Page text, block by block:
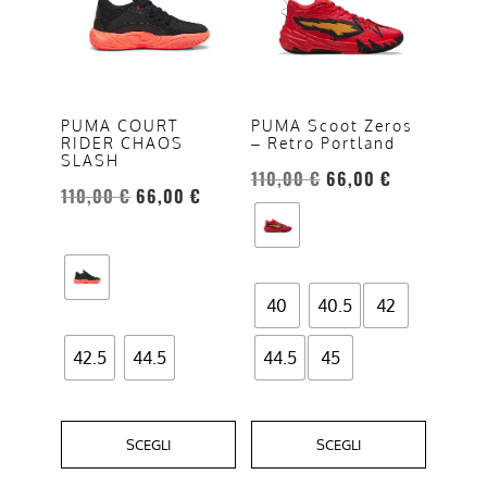
PUMA COURT
RIDER CHAOS
SLASH
110,00€ 66,00 €
42.5 44.5
SCEGLI
opzioni
possono
essere
scelte
pagina
del
PUMA Scoot Zeros
– Retro Portland
110,00€ 66,00 €
40 40.5 42
44.5 45
SCEGLI
varianti.
opzioni
possono
essere
scelte
nella
del
prodotto